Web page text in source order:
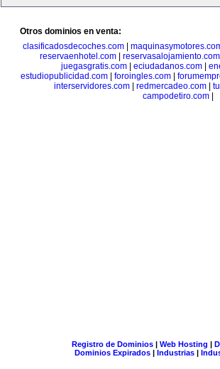
Otros dominios en venta:
clasificadosdecoches.com
reservaenhotel.com| reservasalojamiento.com
juegasgratis.com
eciudadanos.com
estudiopublicidad.com| foroingles.com|
interservidores.com
redmercadeo.com
campodetiro.com
Registro de Dominios| Web Hosting |
Dominios Expirados | Industrias |